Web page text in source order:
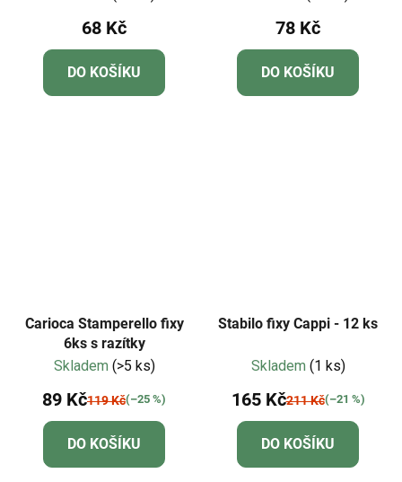
68 Kč
DO KOŠÍKU
78 Kč
DO KOŠÍKU
Carioca Stamperello fixy
6ks s razítky
Skladem (>5 ks)
89 Kč119 Kč(–25 %)
DO KOŠÍKU
Stabilo fixy Cappi - 12 ks
Skladem (1 ks)
165 Kč211 Kč(–21 %)
DO KOŠÍKU